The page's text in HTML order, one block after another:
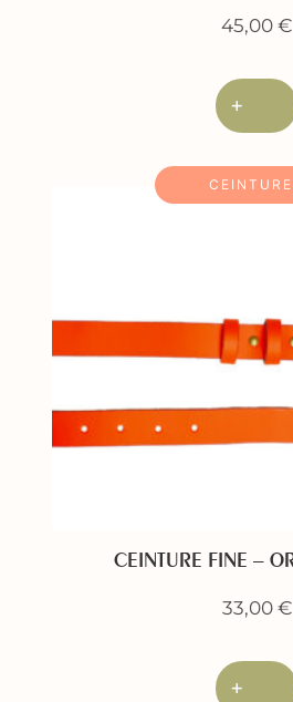
45,00€
+
CEINTURE FINE –
33,00 €
+